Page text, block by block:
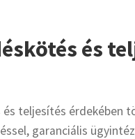
és
teljesítés érdekében
garanciális